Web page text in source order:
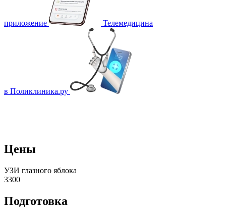
приложение Телемедицина
в Поликлиника.ру
Цены
УЗИ глазного яблока
3300
Подготовка